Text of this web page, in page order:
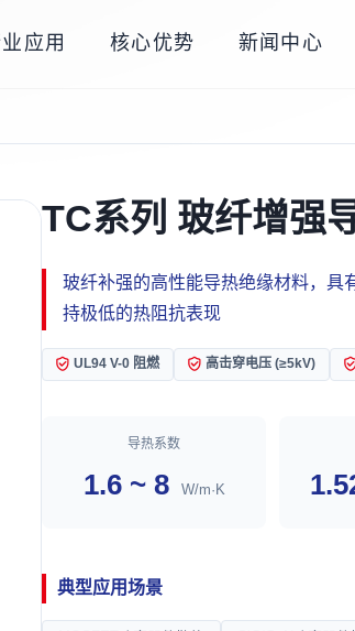
应用 核心优势 新闻中心
TC系列 玻纤增强
玻纤补强的高性能导热绝缘材料，具
持极低的热阻抗表现
UL94 V-0 阻燃 高击穿电压 (≥5kV)
导热系数
1.6 ~ 8 W/m·K
典型应用场景